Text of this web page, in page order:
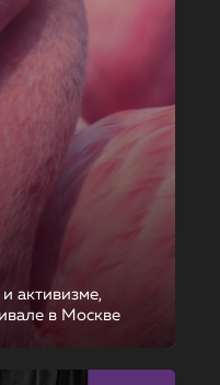
активизме,
в Москве